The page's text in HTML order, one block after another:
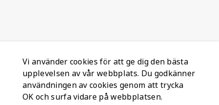
Vi använder cookies för att ge dig den bästa
upplevelsen av vår webbplats. Du godkänner
användningen av cookies genom att trycka
OK och surfa vidare på webbplatsen.